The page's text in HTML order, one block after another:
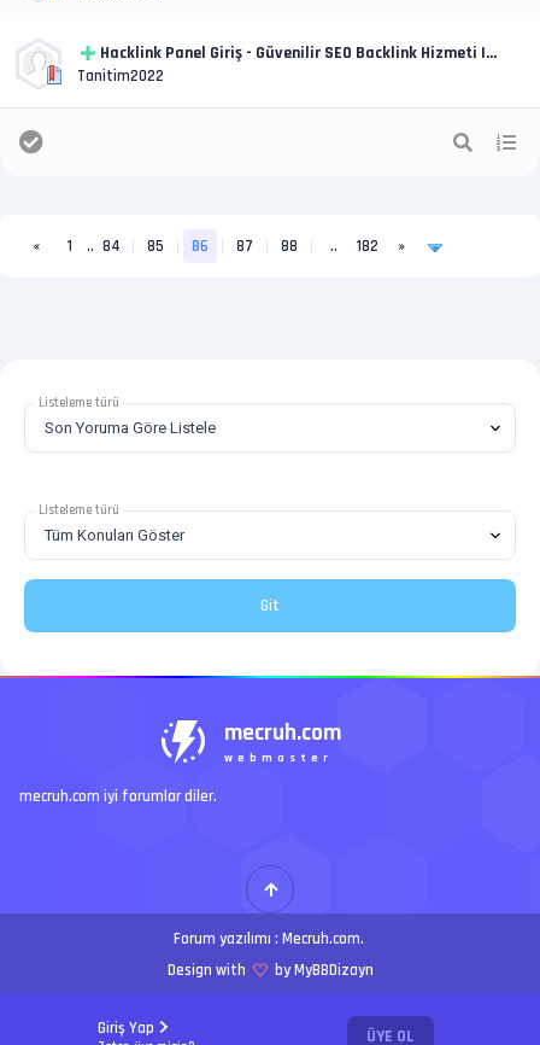
Giriş Yap ÜYE OL
Hacklink Panel Giriş - Güvenilir SEO Backlink Hizmeti |
Hacklink
Tanitim2022
« 1 .. 84 85 86 87 88 .. 182 »
Listeleme türü
Listeleme türü
mecruh.com
webmaster
mecruh.com iyi forumlar diler.
Forum yazılımı : Mecruh.com.
Design with
by MyBBDizayn